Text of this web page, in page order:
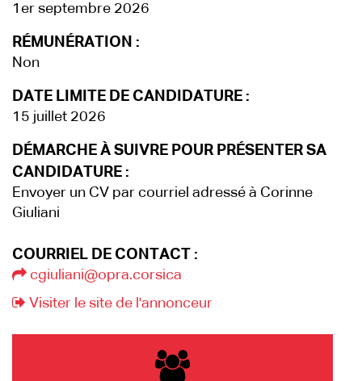
1er septembre 2026
RÉMUNÉRATION :
Non
DATE LIMITE DE CANDIDATURE :
15 juillet 2026
DÉMARCHE À SUIVRE POUR PRÉSENTER SA
CANDIDATURE :
Envoyer un CV par courriel adressé à Corinne
Giuliani
COURRIEL DE CONTACT :
cgiuliani@opra.corsica
Visiter le site de l'annonceur